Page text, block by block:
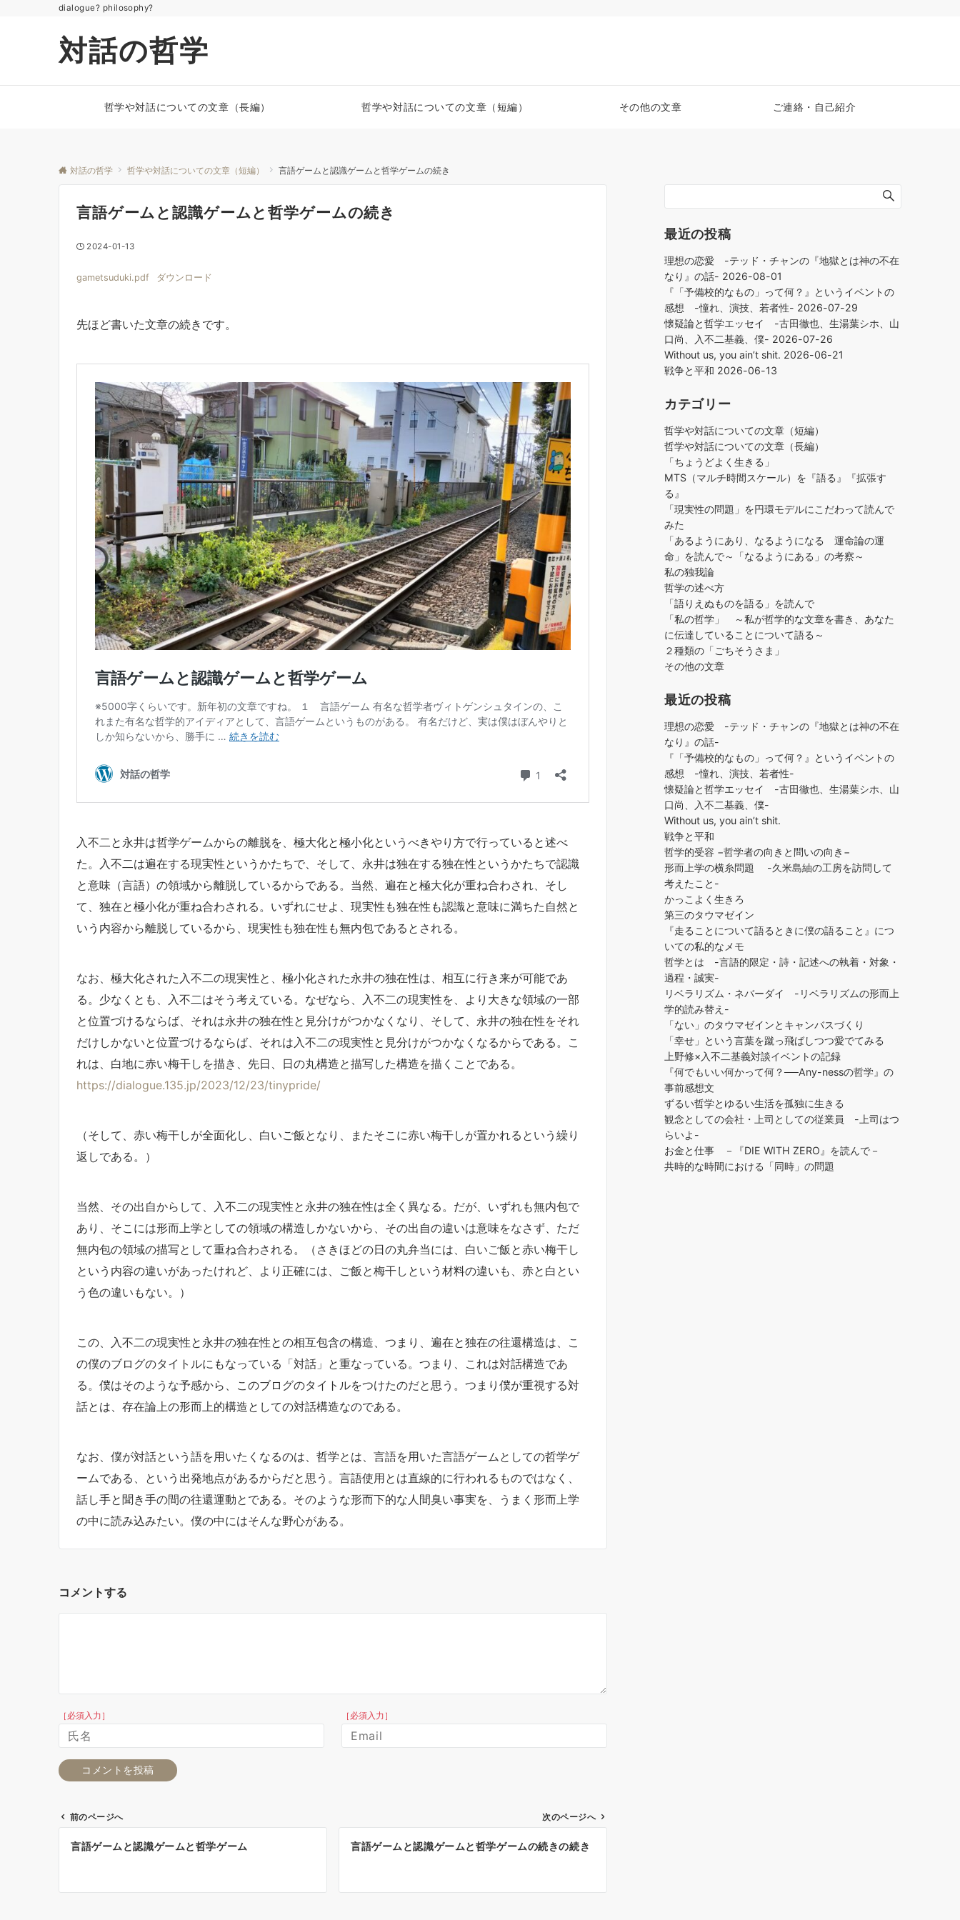
dialogue? philosophy?
対話の哲学
哲学や対話についての文章（長編） 哲学や対話についての文章（短編） その他の文章 ご連絡・自己紹介
対話の哲学 哲学や対話についての文章（短編） 言語ゲームと認識ゲームと哲学ゲームの続き
言語ゲームと認識ゲームと哲学ゲームの続き
2024-01-13
gametsuduki.pdf ダウンロード
先ほど書いた文章の続きです。
入不二と永井は哲学ゲームからの離脱を、極大化と極小化というべきやり方で行っていると述べ
た。入不二は遍在する現実性というかたちで、そして、永井は独在する独在性というかたちで認識
と意味（言語）の領域から離脱しているからである。当然、遍在と極大化が重ね合わされ、そし
て、独在と極小化が重ね合わされる。いずれにせよ、現実性も独在性も認識と意味に満ちた自然と
いう内容から離脱しているから、現実性も独在性も無内包であるとされる。
なお、極大化された入不二の現実性と、極小化された永井の独在性は、相互に行き来が可能であ
る。少なくとも、入不二はそう考えている。なぜなら、入不二の現実性を、より大きな領域の一部
と位置づけるならば、それは永井の独在性と見分けがつかなくなり、そして、永井の独在性をそれ
だけしかないと位置づけるならば、それは入不二の現実性と見分けがつかなくなるからである。こ
れは、白地に赤い梅干しを描き、先日、日の丸構造と描写した構造を描くことである。
https://dialogue.135.jp/2023/12/23/tinypride/
（そして、赤い梅干しが全面化し、白いご飯となり、またそこに赤い梅干しが置かれるという繰り
返しである。）
当然、その出自からして、入不二の現実性と永井の独在性は全く異なる。だが、いずれも無内包で
あり、そこには形而上学としての領域の構造しかないから、その出自の違いは意味をなさず、ただ
無内包の領域の描写として重ね合わされる。（さきほどの日の丸弁当には、白いご飯と赤い梅干し
という内容の違いがあったけれど、より正確には、ご飯と梅干しという材料の違いも、赤と白とい
う色の違いもない。）
この、入不二の現実性と永井の独在性との相互包含の構造、つまり、遍在と独在の往還構造は、こ
の僕のブログのタイトルにもなっている「対話」と重なっている。つまり、これは対話構造であ
る。僕はそのような予感から、このブログのタイトルをつけたのだと思う。つまり僕が重視する対
話とは、存在論上の形而上的構造としての対話構造なのである。
なお、僕が対話という語を用いたくなるのは、哲学とは、言語を用いた言語ゲームとしての哲学ゲ
ームである、という出発地点があるからだと思う。言語使用とは直線的に行われるものではなく、
話し手と聞き手の間の往還運動とである。そのような形而下的な人間臭い事実を、うまく形而上学
の中に読み込みたい。僕の中にはそんな野心がある。
コメントする
［必須入力］ ［必須入力］
前のページへ
言語ゲームと認識ゲームと哲学ゲーム
次のページへ
言語ゲームと認識ゲームと哲学ゲームの続きの続き
最近の投稿
理想の恋愛 -テッド・チャンの『地獄とは神の不在
なり』の話- 2026-08-01
『「予備校的なもの」って何？』というイベントの
感想 -憧れ、演技、若者性- 2026-07-29
懐疑論と哲学エッセイ -古田徹也、生湯葉シホ、山
口尚、入不二基義、僕- 2026-07-26
Without us, you ain’t shit. 2026-06-21
戦争と平和 2026-06-13
カテゴリー
哲学や対話についての文章（短編）
哲学や対話についての文章（長編）
「ちょうどよく生きる」
MTS（マルチ時間スケール）を『語る』『拡張す
る』
「現実性の問題」を円環モデルにこだわって読んで
みた
「あるようにあり、なるようになる 運命論の運
命」を読んで～「なるようにある」の考察～
私の独我論
哲学の述べ方
「語りえぬものを語る」を読んで
「私の哲学」 ～私が哲学的な文章を書き、あなた
に伝達していることについて語る～
２種類の「ごちそうさま」
その他の文章
最近の投稿
理想の恋愛 -テッド・チャンの『地獄とは神の不在
なり』の話-
『「予備校的なもの」って何？』というイベントの
感想 -憧れ、演技、若者性-
懐疑論と哲学エッセイ -古田徹也、生湯葉シホ、山
口尚、入不二基義、僕-
Without us, you ain’t shit.
戦争と平和
哲学的受容 −哲学者の向きと問いの向き−
形而上学の横糸問題 -久米島紬の工房を訪問して
考えたこと-
かっこよく生きろ
第三のタウマゼイン
『走ることについて語るときに僕の語ること』につ
いての私的なメモ
哲学とは -言語的限定・詩・記述への執着・対象・
過程・誠実-
リベラリズム・ネバーダイ -リベラリズムの形而上
学的読み替え-
「ない」のタウマゼインとキャンバスづくり
「幸せ」という言葉を蹴っ飛ばしつつ愛でてみる
上野修×入不二基義対談イベントの記録
『何でもいい何かって何？──Any-nessの哲学』の
事前感想文
ずるい哲学とゆるい生活を孤独に生きる
観念としての会社・上司としての従業員 -上司はつ
らいよ-
お金と仕事 －『DIE WITH ZERO』を読んで－
共時的な時間における「同時」の問題